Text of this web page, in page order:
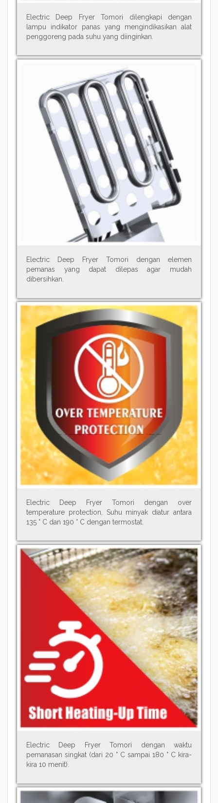
Electric Deep Fryer Tomori dilengkapi dengan
lampu indikator panas yang mengindikasikan alat
penggoreng pada suhu yang diinginkan.
Electric Deep Fryer Tomori dengan elemen
pemanas yang dapat dilepas agar mudah
dibersihkan.
Electric Deep Fryer Tomori dengan over
temperature protection, Suhu minyak diatur antara
135 ° C dan 190 ° C dengan termostat.
Electric Deep Fryer Tomori dengan waktu
pemanasan singkat (dari 20 ° C sampai 180 ° C kira-
kira 10 menit).